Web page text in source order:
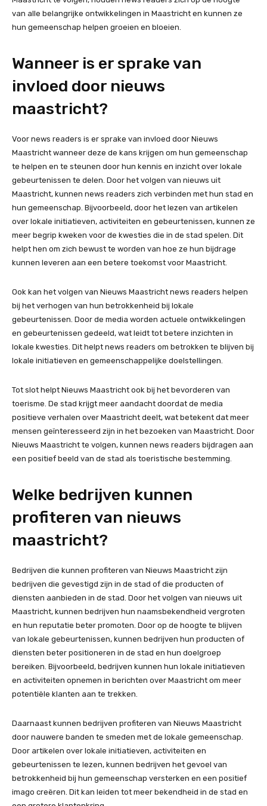
van alle belangrijke ontwikkelingen in Maastricht en kunnen ze
hun gemeenschap helpen groeien en bloeien.
Wanneer is er sprake van
invloed door nieuws
maastricht?
Voor news readers is er sprake van invloed door Nieuws
Maastricht wanneer deze de kans krijgen om hun gemeenschap
te helpen en te steunen door hun kennis en inzicht over lokale
gebeurtenissen te delen. Door het volgen van nieuws uit
Maastricht, kunnen news readers zich verbinden met hun stad en
hun gemeenschap. Bijvoorbeeld, door het lezen van artikelen
over lokale initiatieven, activiteiten en gebeurtenissen, kunnen ze
meer begrip kweken voor de kwesties die in de stad spelen. Dit
helpt hen om zich bewust te worden van hoe ze hun bijdrage
kunnen leveren aan een betere toekomst voor Maastricht.
Ook kan het volgen van Nieuws Maastricht news readers helpen
bij het verhogen van hun betrokkenheid bij lokale
gebeurtenissen. Door de media worden actuele ontwikkelingen
en gebeurtenissen gedeeld, wat leidt tot betere inzichten in
lokale kwesties. Dit helpt news readers om betrokken te blijven bij
lokale initiatieven en gemeenschappelijke doelstellingen.
Tot slot helpt Nieuws Maastricht ook bij het bevorderen van
toerisme. De stad krijgt meer aandacht doordat de media
positieve verhalen over Maastricht deelt, wat betekent dat meer
mensen geïnteresseerd zijn in het bezoeken van Maastricht. Door
Nieuws Maastricht te volgen, kunnen news readers bijdragen aan
een positief beeld van de stad als toeristische bestemming.
Welke bedrijven kunnen
profiteren van nieuws
maastricht?
Bedrijven die kunnen profiteren van Nieuws Maastricht zijn
bedrijven die gevestigd zijn in de stad of die producten of
diensten aanbieden in de stad. Door het volgen van nieuws uit
Maastricht, kunnen bedrijven hun naamsbekendheid vergroten
en hun reputatie beter promoten. Door op de hoogte te blijven
van lokale gebeurtenissen, kunnen bedrijven hun producten of
diensten beter positioneren in de stad en hun doelgroep
bereiken. Bijvoorbeeld, bedrijven kunnen hun lokale initiatieven
en activiteiten opnemen in berichten over Maastricht om meer
potentiële klanten aan te trekken.
Daarnaast kunnen bedrijven profiteren van Nieuws Maastricht
door nauwere banden te smeden met de lokale gemeenschap.
Door artikelen over lokale initiatieven, activiteiten en
gebeurtenissen te lezen, kunnen bedrijven het gevoel van
betrokkenheid bij hun gemeenschap versterken en een positief
imago creëren. Dit kan leiden tot meer bekendheid in de stad en